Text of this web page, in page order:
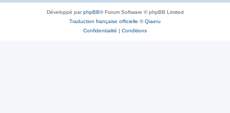
Développé parphpBB® Forum Software © phpBB Limited
Traduction française officielle ©Qiaeru
Confidentialité | Conditions